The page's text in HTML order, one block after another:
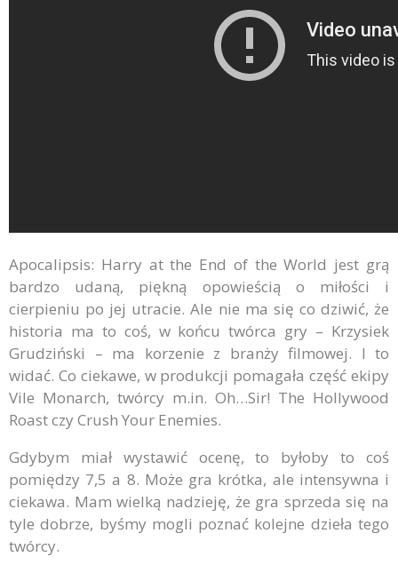
Apocalipsis: Harry at the End of the World jest grą
bardzo udaną, piękną opowieścią o miłości i
cierpieniu po jej utracie. Ale nie ma się co dziwić, że
historia ma to coś, w końcu twórca gry – Krzysiek
Grudziński – ma korzenie z branży filmowej. I to
widać. Co ciekawe, w produkcji pomagała część ekipy
Vile Monarch, twórcy m.in. Oh…Sir! The Hollywood
Roast czy Crush Your Enemies.
Gdybym miał wystawić ocenę, to byłoby to coś
pomiędzy 7,5 a 8. Może gra krótka, ale intensywna i
ciekawa. Mam wielką nadzieję, że gra sprzeda się na
tyle dobrze, byśmy mogli poznać kolejne dzieła tego
twórcy.